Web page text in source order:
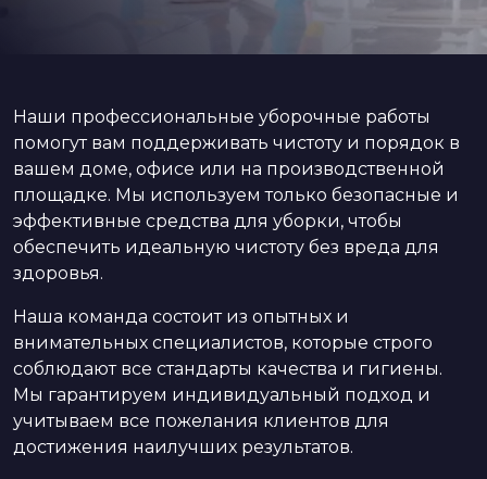
Наши профессиональные уборочные работы
помогут вам поддерживать чистоту и порядок в
вашем доме, офисе или на производственной
площадке. Мы используем только безопасные и
эффективные средства для уборки, чтобы
обеспечить идеальную чистоту без вреда для
здоровья.
Наша команда состоит из опытных и
внимательных специалистов, которые строго
соблюдают все стандарты качества и гигиены.
Мы гарантируем индивидуальный подход и
учитываем все пожелания клиентов для
достижения наилучших результатов.